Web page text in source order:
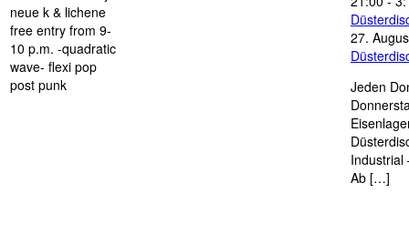
neue k & lichene
free entry from 9-
10 p.m. -quadratic
wave- flexi pop
post punk
27.
Jeden
Industrial
Ab […]